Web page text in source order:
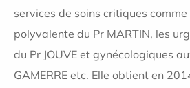
services de soins critiques
polyvalente du Pr MARTIN, les
du Pr JOUVE et gynécologiques
GAMERRE etc. Elle obtient en